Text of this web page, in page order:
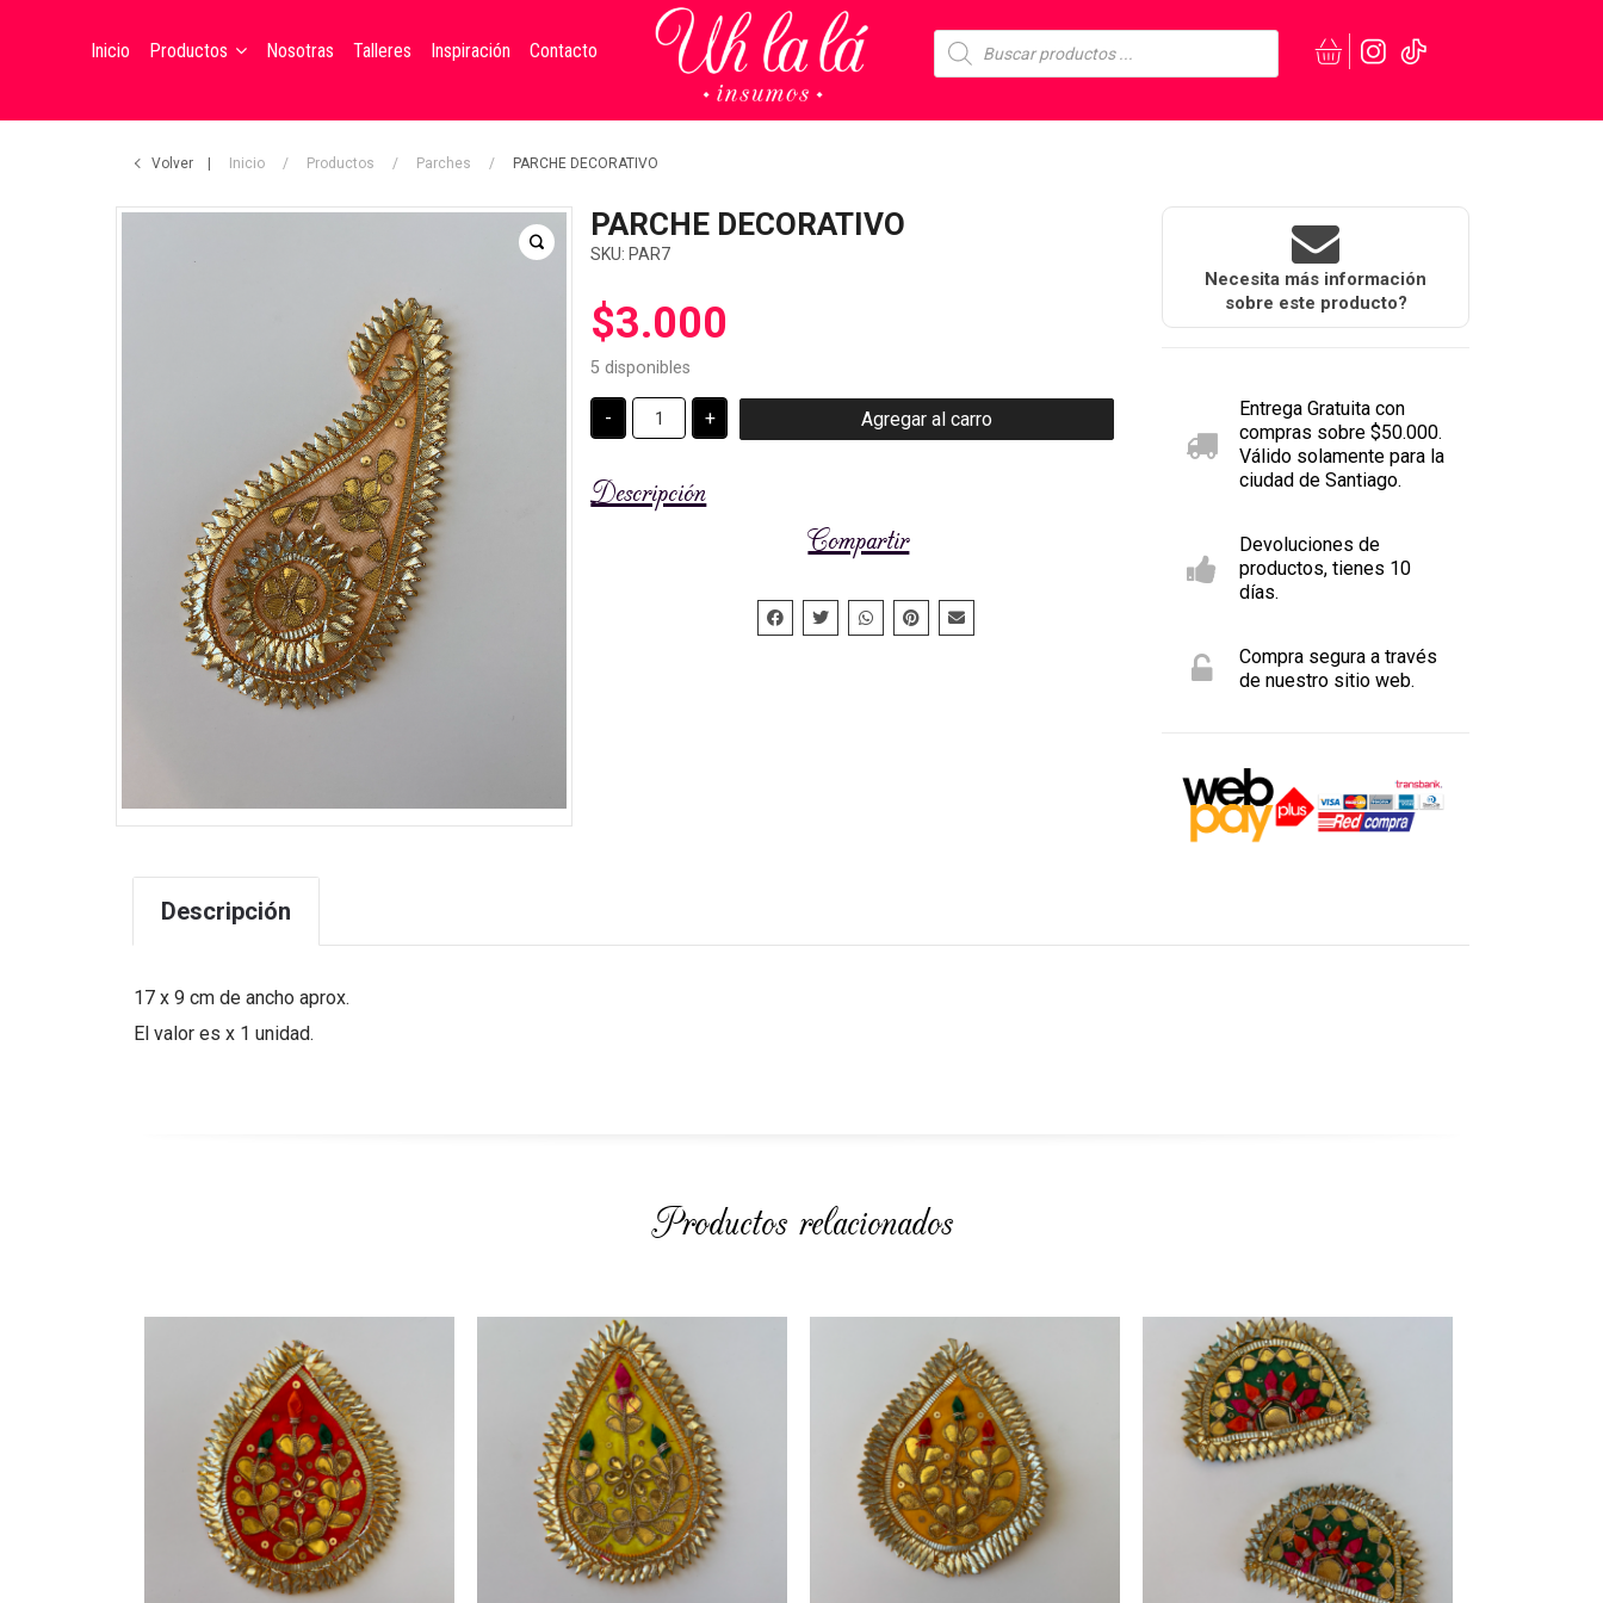
Inicio Productos
Cintas
Nosotras Talleres Inspiración Contacto
Búsqueda
de
productos
Volver Inicio / Productos / Parches / PARCHE DECORATIVO
PARCHE DECORATIVO
SKU: PAR7
$3.000
5 disponibles
-
PARCHE
DECORATIVO
cantidad
+ Agregar al carro
Descripción
Compartir
Necesita más información
sobre este producto?
Entrega Gratuita con
compras sobre $50.000.
Válido solamente para la
ciudad de Santiago.
Devoluciones de
productos, tienes 10
días.
Compra segura a través
de nuestro sitio web.
Descripción
17 x 9 cm de ancho aprox.
El valor es x 1 unidad.
Productos relacionados